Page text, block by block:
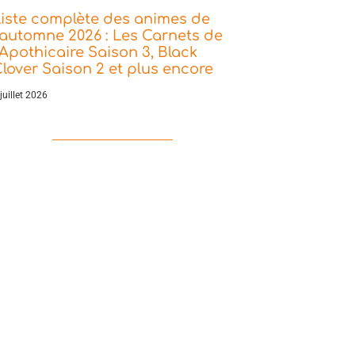
complète des animes de
2026 : Les Carnets de
Saison 3, Black
Saison 2 et plus encore
2026